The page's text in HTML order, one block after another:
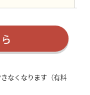
なくなります（有料